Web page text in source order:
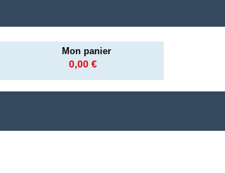
Mon panier
0,00 €